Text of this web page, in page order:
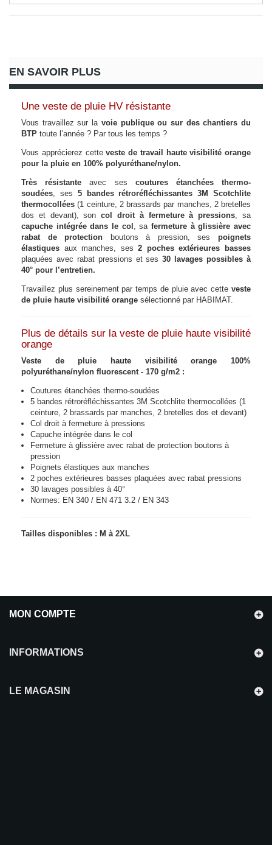
EN SAVOIR PLUS
Une veste de pluie HV résistante
Vous travaillez sur la voie publique ou sur des chantiers du
BTP toute l’année ? Par tous les temps ?
Vous apprécierez cetteveste de travail haute visibilité orange
pour la pluie en 100% polyuréthane/nylon.
Très résistante avec ses coutures étanchées thermo-
soudées, ses 5 bandes rétroréfléchissantes 3M Scotchlite
thermocollées (1 ceinture, 2 brassards par manches, 2 bretelles
dos et devant), soncol droit à fermeture à pressions, sa
capuche intégrée dans le col , safermeture à glissière avec
rabat de protection boutons à pression, sespoignets
élastiques aux manches, ses2 poches extérieures basses
plaquées avec rabat pressions et ses30 lavages possibles à
40° pour l’entretien.
Travaillez plus sereinement par temps de pluie avec cette veste
de pluie haute visibilité orange sélectionné par HABIMAT.
Plus de détails sur la veste de pluie haute visibilité
orange
Veste de pluie haute visibilité orange 100%
polyuréthane/nylon fluorescent - 170 g/m2 :
Coutures étanchées thermo-soudées
5 bandes rétroréfléchissantes 3M Scotchlite thermocollées (1
ceinture, 2 brassards par manches, 2 bretelles dos et devant)
Col droit à fermeture à pressions
Capuche intégrée dans le col
Fermeture à glissière avec rabat de protection boutons à
pression
Poignets élastiques aux manches
2 poches extérieures basses plaquées avec rabat pressions
30 lavages possibles à 40°
Normes: EN 340 / EN 471 3.2 / EN 343
Tailles disponibles : M à 2XL
MON COMPTE
INFORMATIONS
LE MAGASIN